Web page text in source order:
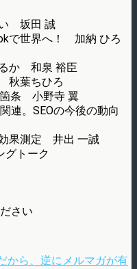
い 坂田 誠
で世界へ！ 加納 ひろ
か 和泉 裕臣
秋葉ちひろ
箇条 小野寺 翼
連。SEOの今後の動向
果測定 井出 一誠
グトーク
さい
から、逆にメルマガが有